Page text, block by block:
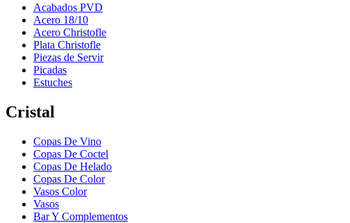
Acabados PVD
Acero 18/10
Acero Christofle
Plata Christofle
Piezas de Servir
Picadas
Estuches
Cristal
Copas De Vino
Copas De Coctel
Copas De Helado
Copas De Color
Vasos Color
Vasos
Bar Y Complementos